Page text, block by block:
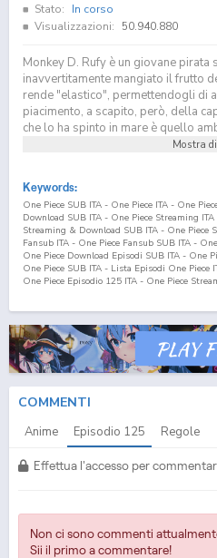
Stato:
In corso
Visualizzazioni:
50.940.880
Monkey D. Rufy è un giovane pirata
inavvertitamente mangiato il frutto
rende "elastico", permettendogli di
piacimento, a scapito, però, della
che lo ha spinto in mare è quello
Mostra
Keywords:
One Piece SUB ITA - One Piece ITA - One
Download SUB ITA - One Piece Streaming
Streaming & Download SUB ITA - One Piece
Fansub ITA - One Piece Fansub SUB ITA -
One Piece Download Episodi SUB ITA - One
One Piece SUB ITA - Lista Episodi One Piece
One Piece Episodio 125 ITA - One Piece
COMMENTI
Anime Episodio 125 Regole
Effettua l'accesso per
Non ci sono commenti
Sii il primo a commentare!